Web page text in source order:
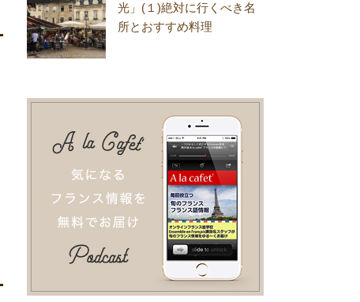
光」(１)絶対に行くべき名
所とおすすめ料理